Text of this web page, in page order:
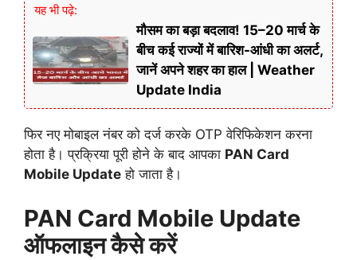
यह भी पढ़े:
मौसम का बड़ा बदलाव! 15–20 मार्च के
बीच कई राज्यों में बारिश-आंधी का अलर्ट,
जानें अपने शहर का हाल | Weather
Update India
फिरनएमोबाइलनंबरकोदर्जकरके OTPवेरिफिकेशनकरना
होताहै।प्रक्रियापूरीहोनेकेबाद आपका PAN Card
Mobile Update होजाताहै।
PAN Card Mobile Update
ऑफलाइनकैसेकरें